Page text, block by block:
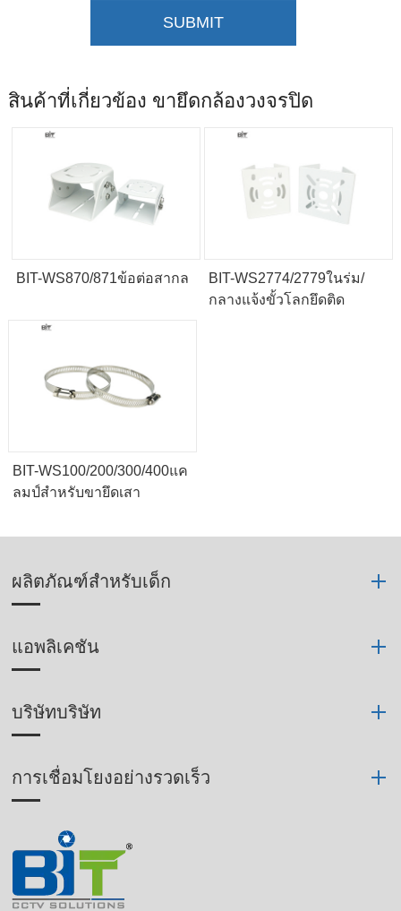
SUBMIT
สินค้าที่เกี่ยวข้อง ขายึดกล้องวงจรปิด
BIT-WS870/871ข้อต่อสากล
BIT-WS2774/2779ในร่ม/
กลางแจ้งขั้วโลกยึดติด
BIT-WS100/200/300/400แค
ลมป์สำหรับขายึดเสา
ผลิตภัณฑ์สำหรับเด็ก
แอพลิเคชัน
บริษัทบริษัท
การเชื่อมโยงอย่างรวดเร็ว